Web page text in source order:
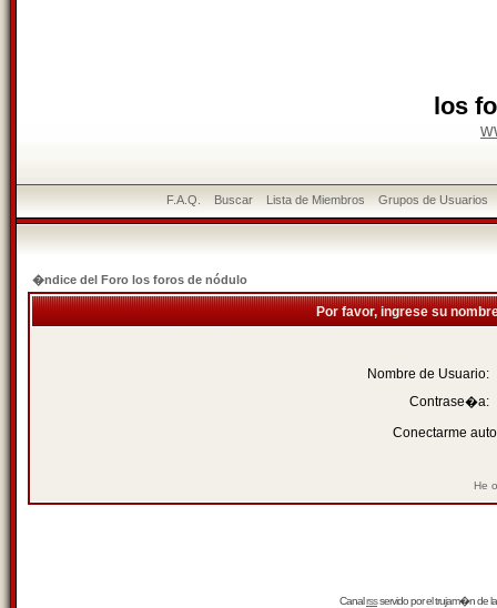
los
F.A.Q. Buscar Lista de Miembros Grupos de Usuarios
�ndice del Foro los foros de nódulo
Por favor, ingrese su
Nombre de Usuario:
Contrase�a:
Conectarme
He
Canalrssservido por eltrujam�nde